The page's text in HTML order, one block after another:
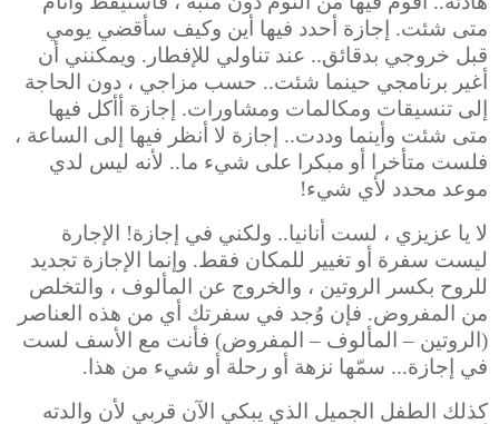
متى شئت. إجازة أحدد فيها أين وكيف سأقضي يومي
قبل خروجي بدقائق.. عند تناولي للإفطار. ويمكنني أن
أغير برنامجي حينما شئت.. حسب مزاجي ، دون الحاجة
إلى تنسيقات ومكالمات ومشاورات. إجازة أأكل فيها
متى شئت وأينما وددت.. إجازة لا أنظر فيها إلى الساعة ،
فلست متأخرا أو مبكرا على شيء ما.. لأنه ليس لدي
موعد محدد لأي شيء!
لا يا عزيزي ، لست أنانيا.. ولكني في إجازة! الإجارة
ليست سفرة أو تغيير للمكان فقط. وإنما الإجازة تجديد
للروح بكسر الروتين ، والخروج عن المألوف ، والتخلص
من المفروض. فإن وُجد في سفرتك أي من هذه العناصر
(الروتين – المألوف – المفروض) فأنت مع الأسف لست
في إجازة... سمّها نزهة أو رحلة أو شيء من هذا.
كذلك الطفل الجميل الذي يبكي الآن قربي لأن والدته